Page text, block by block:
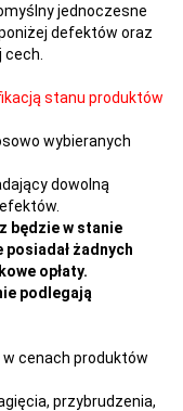
jednoczesne
defektów oraz
stanu produktów
wybieranych
dowolną
będzie w stanie
żadnych
opłaty.
podlegają
cenach produktów
przybrudzenia,